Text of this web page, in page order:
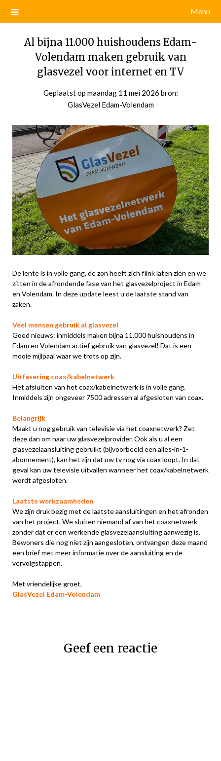
Menu
Al bijna 11.000 huishoudens Edam-
Volendam maken gebruik van
glasvezel voor internet en TV
Geplaatst op maandag 11 mei 2026 door
bron:
GlasVezel Edam-Volendam
De lente is in volle gang, de zon heeft zich flink laten zien en we
zitten in de afrondende fase van het glasvezelproject in Edam
en Volendam. In deze update leest u de laatste stand van
zaken.
Veel mensen gebruik al glasvezel
Goed nieuws: inmiddels maken bijna 11.000 huishoudens in
Edam en Volendam actief gebruik van glasvezel! Dat is een
mooie mijlpaal waar we trots op zijn.
Uitfasering coax/kabelnetwerk
Het afsluiten van het coax/kabelnetwerk is in volle gang.
Inmiddels zijn ongeveer 7500 adressen al afgesloten van coax.
Belangrijk
Maakt u nog gebruik van televisie via het coaxnetwerk? Zet
deze dan om naar uw glasvezelprovider. Ook als u al een
glasvezelaansluiting gebruikt (bijvoorbeeld een alles-in-1-
abonnement), kan het zijn dat uw tv nog via coax loopt. In dat
geval kan uw televisie uitvallen wanneer het coax/kabelnetwerk
wordt afgesloten.
Laatste werkzaamheden
We zijn druk bezig met de laatste aansluitingen en het afronden
van het project. We sluiten niemand af van het coaxnetwerk
zonder dat er een werkende glasvezelaansluiting aanwezig is.
Bewoners die nog niet zijn aangesloten, ontvangen deze maand
een brief met meer informatie over de aansluiting en de
vervolgstappen.
Met vriendelijke groet,
GlasVezel Edam-Volendam
Geef een reactie